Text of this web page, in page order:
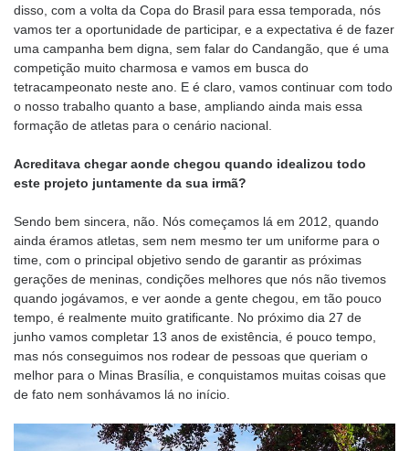
disso, com a volta da Copa do Brasil para essa temporada, nós
vamos ter a oportunidade de participar, e a expectativa é de fazer
uma campanha bem digna, sem falar do Candangão, que é uma
competição muito charmosa e vamos em busca do
tetracampeonato neste ano. E é claro, vamos continuar com todo
o nosso trabalho quanto a base, ampliando ainda mais essa
formação de atletas para o cenário nacional.
Acreditava chegar aonde chegou quando idealizou todo
este projeto juntamente da sua irmã?
Sendo bem sincera, não. Nós começamos lá em 2012, quando
ainda éramos atletas, sem nem mesmo ter um uniforme para o
time, com o principal objetivo sendo de garantir as próximas
gerações de meninas, condições melhores que nós não tivemos
quando jogávamos, e ver aonde a gente chegou, em tão pouco
tempo, é realmente muito gratificante. No próximo dia 27 de
junho vamos completar 13 anos de existência, é pouco tempo,
mas nós conseguimos nos rodear de pessoas que queriam o
melhor para o Minas Brasília, e conquistamos muitas coisas que
de fato nem sonhávamos lá no início.